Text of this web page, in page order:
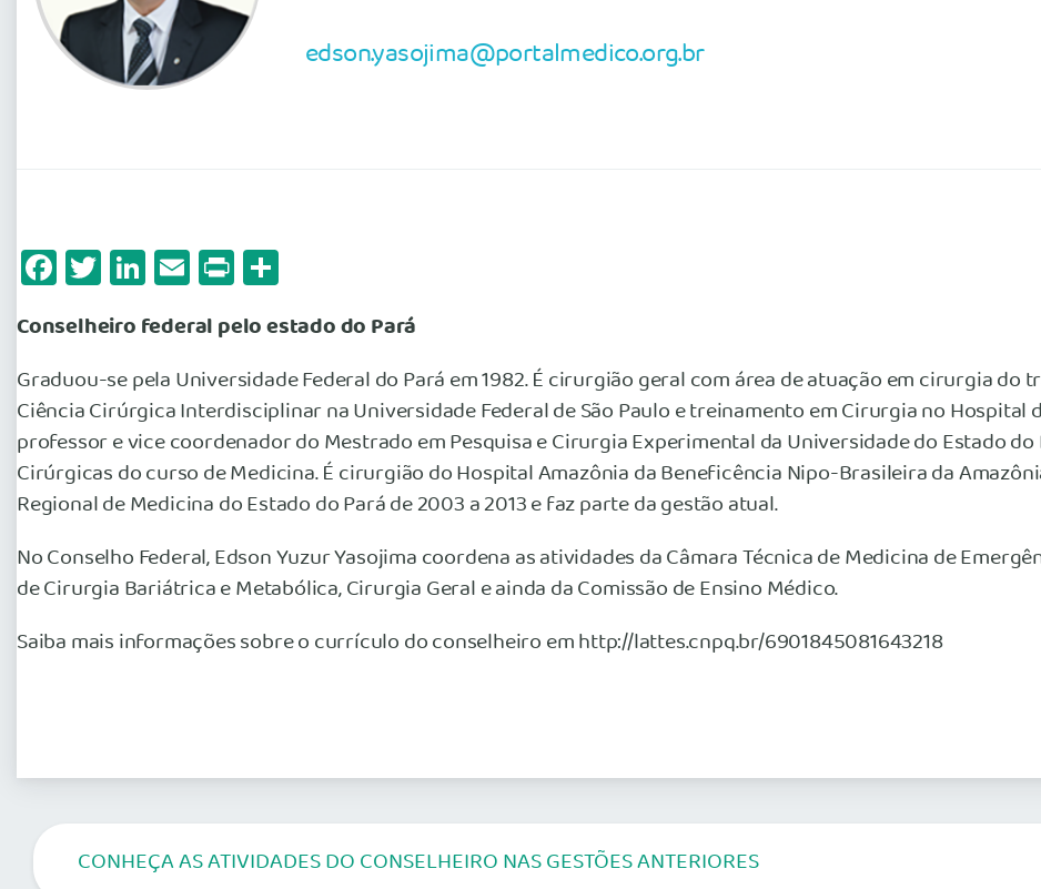
edson.yasojima@portalmedico.org.br
Facebook
Twitter
LinkedIn
Email
Print
Conselheiro federal pelo estado do Pará
Graduou-se pela Universidade Federal do Pará em 1982. É cirurgião geral com área de atuação em cirurgia do
Ciência Cirúrgica Interdisciplinar na Universidade Federal de São Paulo e treinamento em Cirurgia no Hospital
professor e vice coordenador do Mestrado em Pesquisa e Cirurgia Experimental da Universidade do Estado
Cirúrgicas do curso de Medicina. É cirurgião do Hospital Amazônia da Beneficência Nipo-Brasileira da
Regional de Medicina do Estado do Pará de 2003 a 2013 e faz parte da gestão atual.
No Conselho Federal, Edson Yuzur Yasojima coordena as atividades da Câmara Técnica de Medicina de
de Cirurgia Bariátrica e Metabólica, Cirurgia Geral e ainda da Comissão de Ensino Médico.
Saiba mais informações sobre o currículo do conselheiro em http://lattes.cnpq.br/6901845081643218
CONHEÇA AS ATIVIDADES DO CONSELHEIRO NAS GESTÕES ANTERIORES